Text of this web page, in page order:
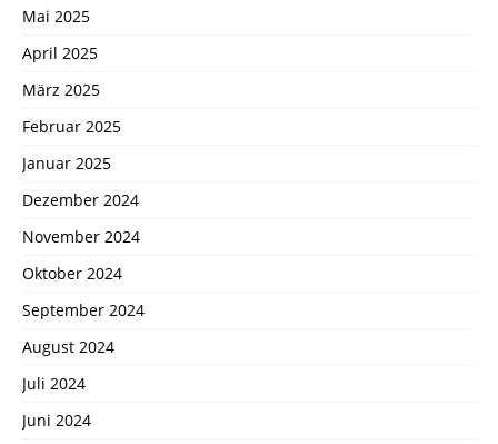
Mai 2025
April 2025
März 2025
Februar 2025
Januar 2025
Dezember 2024
November 2024
Oktober 2024
September 2024
August 2024
Juli 2024
Juni 2024